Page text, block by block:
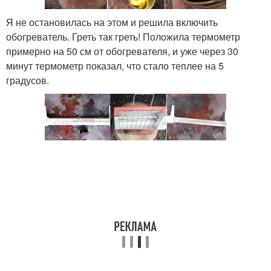
Я не остановилась на этом и решила включить
обогреватель. Греть так греть! Положила термометр
примерно на 50 см от обогревателя, и уже через 30
минут термометр показал, что стало теплее на 5
градусов.